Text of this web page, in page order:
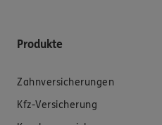
Produkte
Zahnversicherungen
Kfz-Versicherung